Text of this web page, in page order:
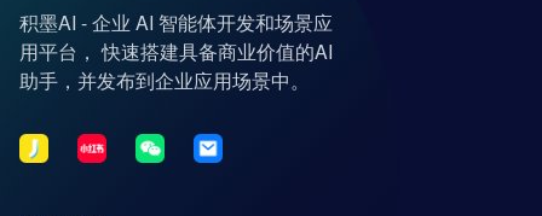
积墨AI - 企业 AI 智能体开发和场景应
用平台， 快速搭建具备商业价值的AI
助手，并发布到企业应用场景中。